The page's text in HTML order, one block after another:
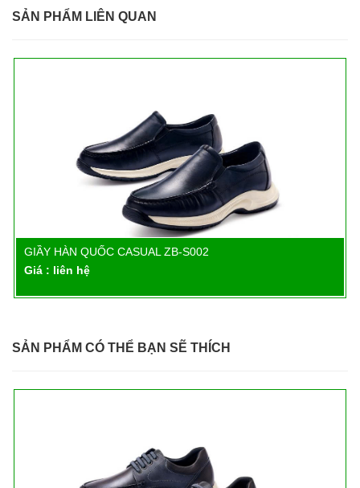
SẢN PHẨM LIÊN QUAN
Chi tiết
GIẦY HÀN QUỐC CASUAL ZB-S002
Giá : liên hệ
SẢN PHẨM CÓ THỂ BẠN SẼ THÍCH